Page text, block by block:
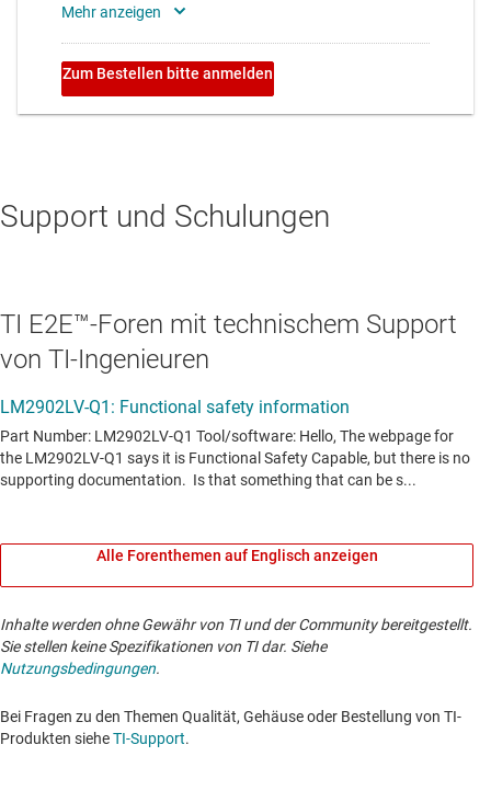
Support und Schulungen
TI E2E™-Foren mit technischem Support
von TI-Ingenieuren
Alle Forenthemen auf Englisch anzeigen
Inhalte werden ohne Gewähr von TI und der Community bereitgestellt.
Sie stellen keine Spezifikationen von TI dar. Siehe
Nutzungsbedingungen.
Bei Fragen zu den Themen Qualität, Gehäuse oder Bestellung von TI-
Produkten sieheTI-Support. ​​​​​​​​​​​​​​